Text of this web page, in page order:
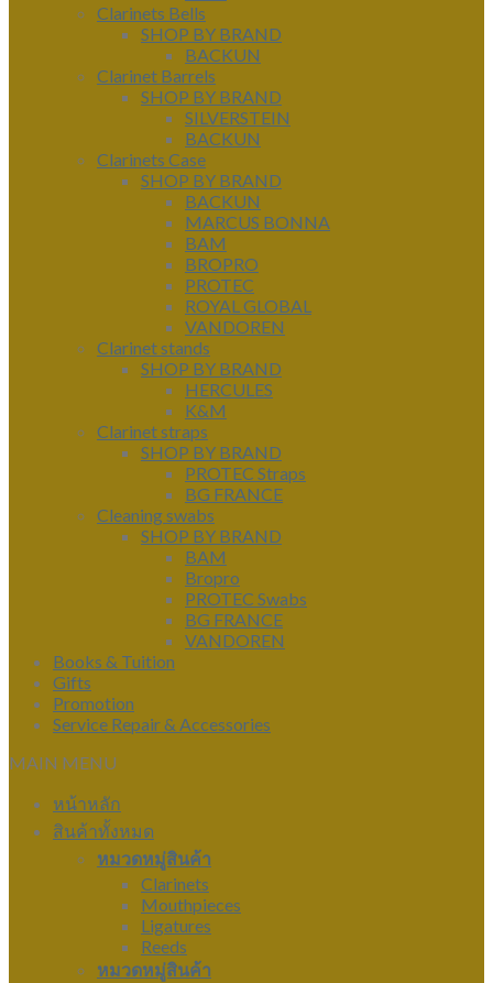
Clarinets Bells
SHOP BY BRAND
BACKUN
Clarinet Barrels
SHOP BY BRAND
SILVERSTEIN
BACKUN
Clarinets Case
SHOP BY BRAND
BACKUN
MARCUS BONNA
BAM
BROPRO
PROTEC
ROYAL GLOBAL
VANDOREN
Clarinet stands
SHOP BY BRAND
HERCULES
K&M
Clarinet straps
SHOP BY BRAND
PROTEC Straps
BG FRANCE
Cleaning swabs
SHOP BY BRAND
BAM
Bropro
PROTEC Swabs
BG FRANCE
VANDOREN
Books & Tuition
Gifts
Promotion
Service Repair & Accessories
MAIN MENU
หน้าหลัก
สินค้าทั้งหมด
หมวดหมู่สินค้า
Clarinets
Mouthpieces
Ligatures
Reeds
หมวดหมู่สินค้า